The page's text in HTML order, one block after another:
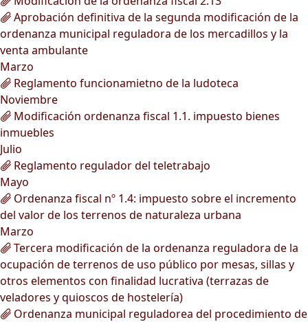
Aprobación definitiva de la segunda modificación de la
ordenanza municipal reguladora de los mercadillos y la
venta ambulante
Marzo
Reglamento funcionamietno de la ludoteca
Noviembre
Modificación ordenanza fiscal 1.1. impuesto bienes
inmuebles
Julio
Reglamento regulador del teletrabajo
Mayo
Ordenanza fiscal nº 1.4: impuesto sobre el incremento
del valor de los terrenos de naturaleza urbana
Marzo
Tercera modificación de la ordenanza reguladora de la
ocupación de terrenos de uso público por mesas, sillas y
otros elementos con finalidad lucrativa (terrazas de
veladores y quioscos de hostelería)
Ordenanza municipal reguladorea del procedimiento de